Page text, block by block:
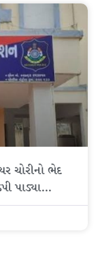
ચોરીનો ભેદ
પાડ્યા…